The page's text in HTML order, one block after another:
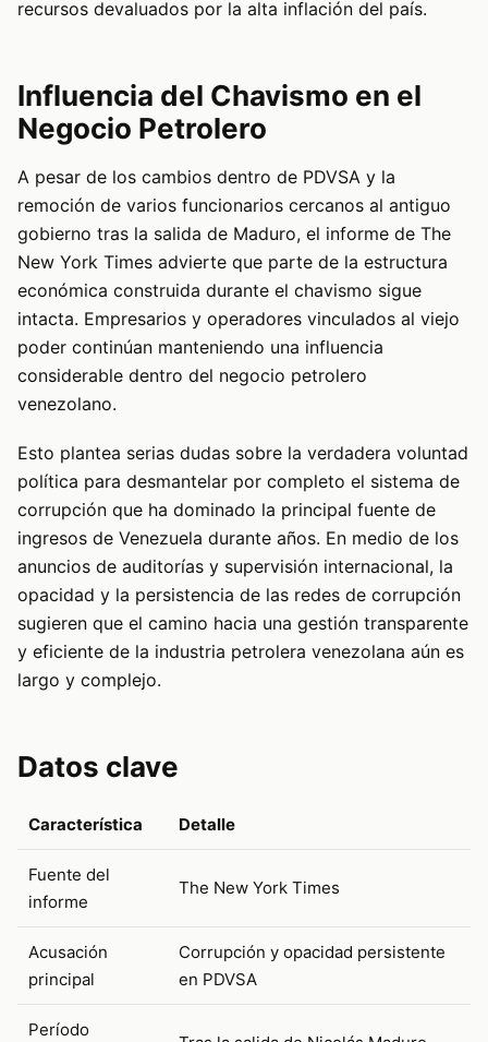
recursos devaluados por la alta inflación del país.
Influencia del Chavismo en el
Negocio Petrolero
A pesar de los cambios dentro de PDVSA y la
remoción de varios funcionarios cercanos al antiguo
gobierno tras la salida de Maduro, el informe de The
New York Times advierte que parte de la estructura
económica construida durante el chavismo sigue
intacta. Empresarios y operadores vinculados al viejo
poder continúan manteniendo una influencia
considerable dentro del negocio petrolero
venezolano.
Esto plantea serias dudas sobre la verdadera voluntad
política para desmantelar por completo el sistema de
corrupción que ha dominado la principal fuente de
ingresos de Venezuela durante años. En medio de los
anuncios de auditorías y supervisión internacional, la
opacidad y la persistencia de las redes de corrupción
sugieren que el camino hacia una gestión transparente
y eficiente de la industria petrolera venezolana aún es
largo y complejo.
Datos clave
Característica Detalle
Fuente del
informe
The New York Times
Acusación
principal
Corrupción y opacidad persistente
en PDVSA
Período